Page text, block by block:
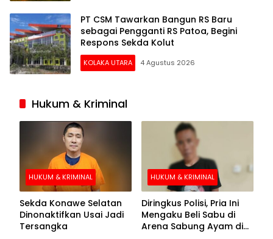
PT CSM Tawarkan Bangun RS Baru
sebagai Pengganti RS Patoa, Begini
Respons Sekda Kolut
KOLAKA UTARA 4 Agustus 2026
Hukum & Kriminal
HUKUM & KRIMINAL
Sekda Konawe Selatan
Dinonaktifkan Usai Jadi
Tersangka
HUKUM & KRIMINAL
Diringkus Polisi, Pria Ini
Mengaku Beli Sabu di
Arena Sabung Ayam di